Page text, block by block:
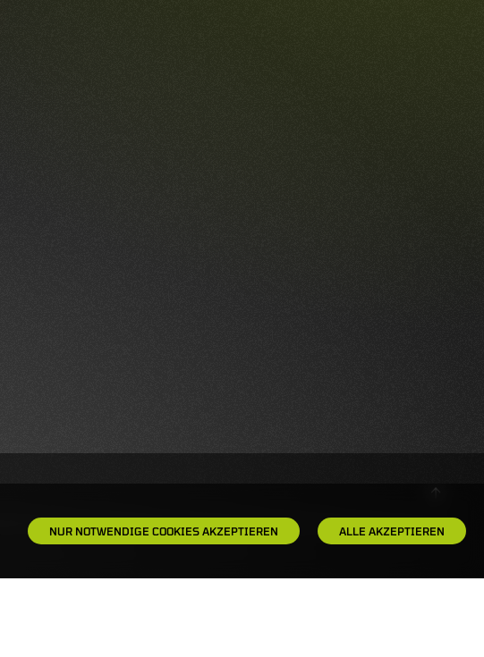
NUR NOTWENDIGE COOKIES AKZEPTIEREN ALLE AKZEPTIEREN